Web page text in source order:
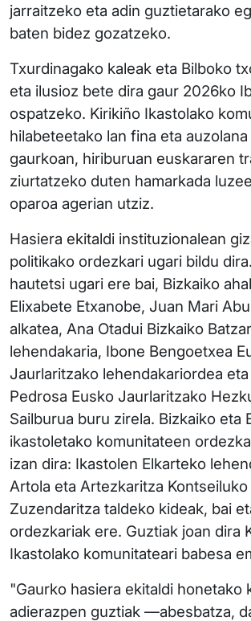
jarraitzeko eta adin guztietarako
baten bidez gozatzeko.
Txurdinagako kaleak eta Bilboko
eta ilusioz bete dira gaur 2026ko
ospatzeko. Kirikiño Ikastolako
hilabeteetako lan fina eta
gaurkoan, hiriburuan euskararen
ziurtatzeko duten hamarkada
oparoa agerian utziz.
Hasiera ekitaldi instituzionalean
politikako ordezkari ugari bildu
hautetsi ugari ere bai, Bizkaiko
Elixabete Etxanobe, Juan Mari
alkatea, Ana Otadui Bizkaiko
lehendakaria, Ibone Bengoetxea
Jaurlaritzako lehendakariordea
Pedrosa Eusko Jaurlaritzako
Sailburua buru zirela. Bizkaiko eta
ikastoletako komunitateen
izan dira: Ikastolen Elkarteko
Artola eta Artezkaritza Kontseiluko
Zuzendaritza taldeko kideak, bai
ordezkariak ere. Guztiak joan dira
Ikastolako komunitateari babesa
"Gaurko hasiera ekitaldi honetako
adierazpen guztiak —abesbatza,